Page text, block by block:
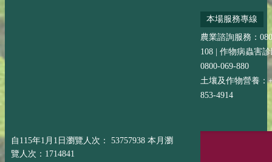
本場服務專線
農業諮詢服務：
108 | 作物病蟲害
0800-069-880
土壤及作物營養：
853-4914
自115年1月1日瀏覽人次： 53757938 本月瀏
覽人次：1714841